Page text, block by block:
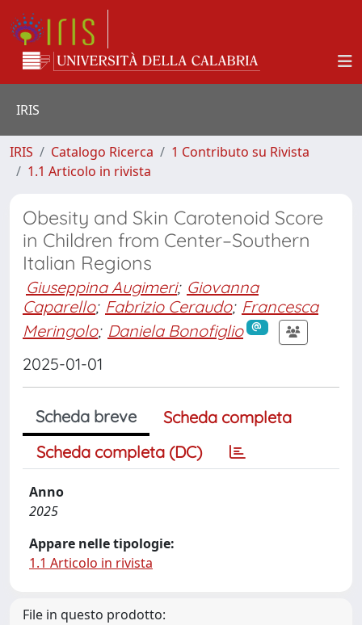
IRIS
IRIS Catalogo Ricerca
1 Contributo su Rivista
1.1 Articolo in rivista
Obesity and Skin Carotenoid Score
in Children from Center–Southern
Italian Regions
Giuseppina Augimeri; Giovanna
Caparello; Fabrizio Ceraudo; Francesca
Meringolo; Daniela Bonofiglio
2025-01-01
Scheda breve
Scheda completa
Scheda completa (DC)
Anno
2025
Appare nelle tipologie:
1.1 Articolo in rivista
File in questo prodotto: